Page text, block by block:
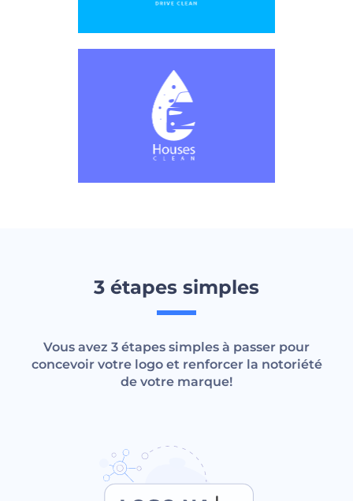
3 étapes simples
Vous avez 3 étapes simples à passer pour
concevoir votre logo et renforcer la notoriété
de votre marque!